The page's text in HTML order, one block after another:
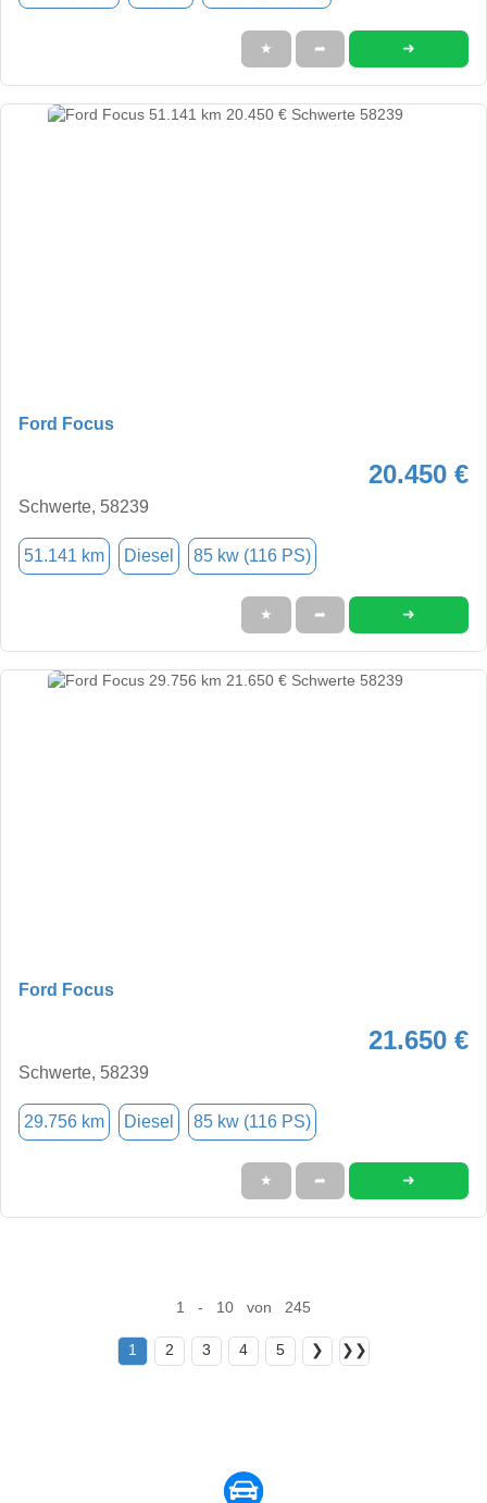
★ ➦ ➜
Ford Focus
20.450 €
Schwerte, 58239
51.141 km Diesel 85 kw (116 PS)
★ ➦ ➜
Ford Focus
21.650 €
Schwerte, 58239
29.756 km Diesel 85 kw (116 PS)
★ ➦ ➜
1 - 10 von 245
1 2 3 4 5 ❯ ❯❯